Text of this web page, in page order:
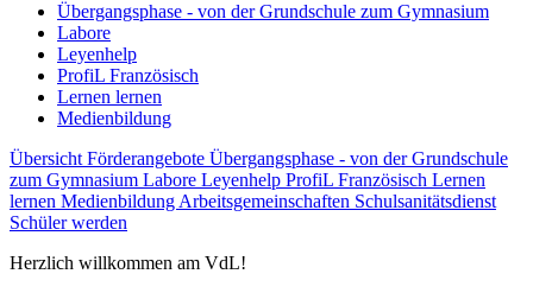
Übergangsphase - von der Grundschule zum Gymnasium
Labore
Leyenhelp
ProfiL Französisch
Lernen lernen
Medienbildung
Übersicht Förderangebote Übergangsphase - von der Grundschule
zum Gymnasium Labore Leyenhelp ProfiL Französisch Lernen
lernen Medienbildung Arbeitsgemeinschaften Schulsanitätsdienst
Schüler werden
Herzlich willkommen am VdL!